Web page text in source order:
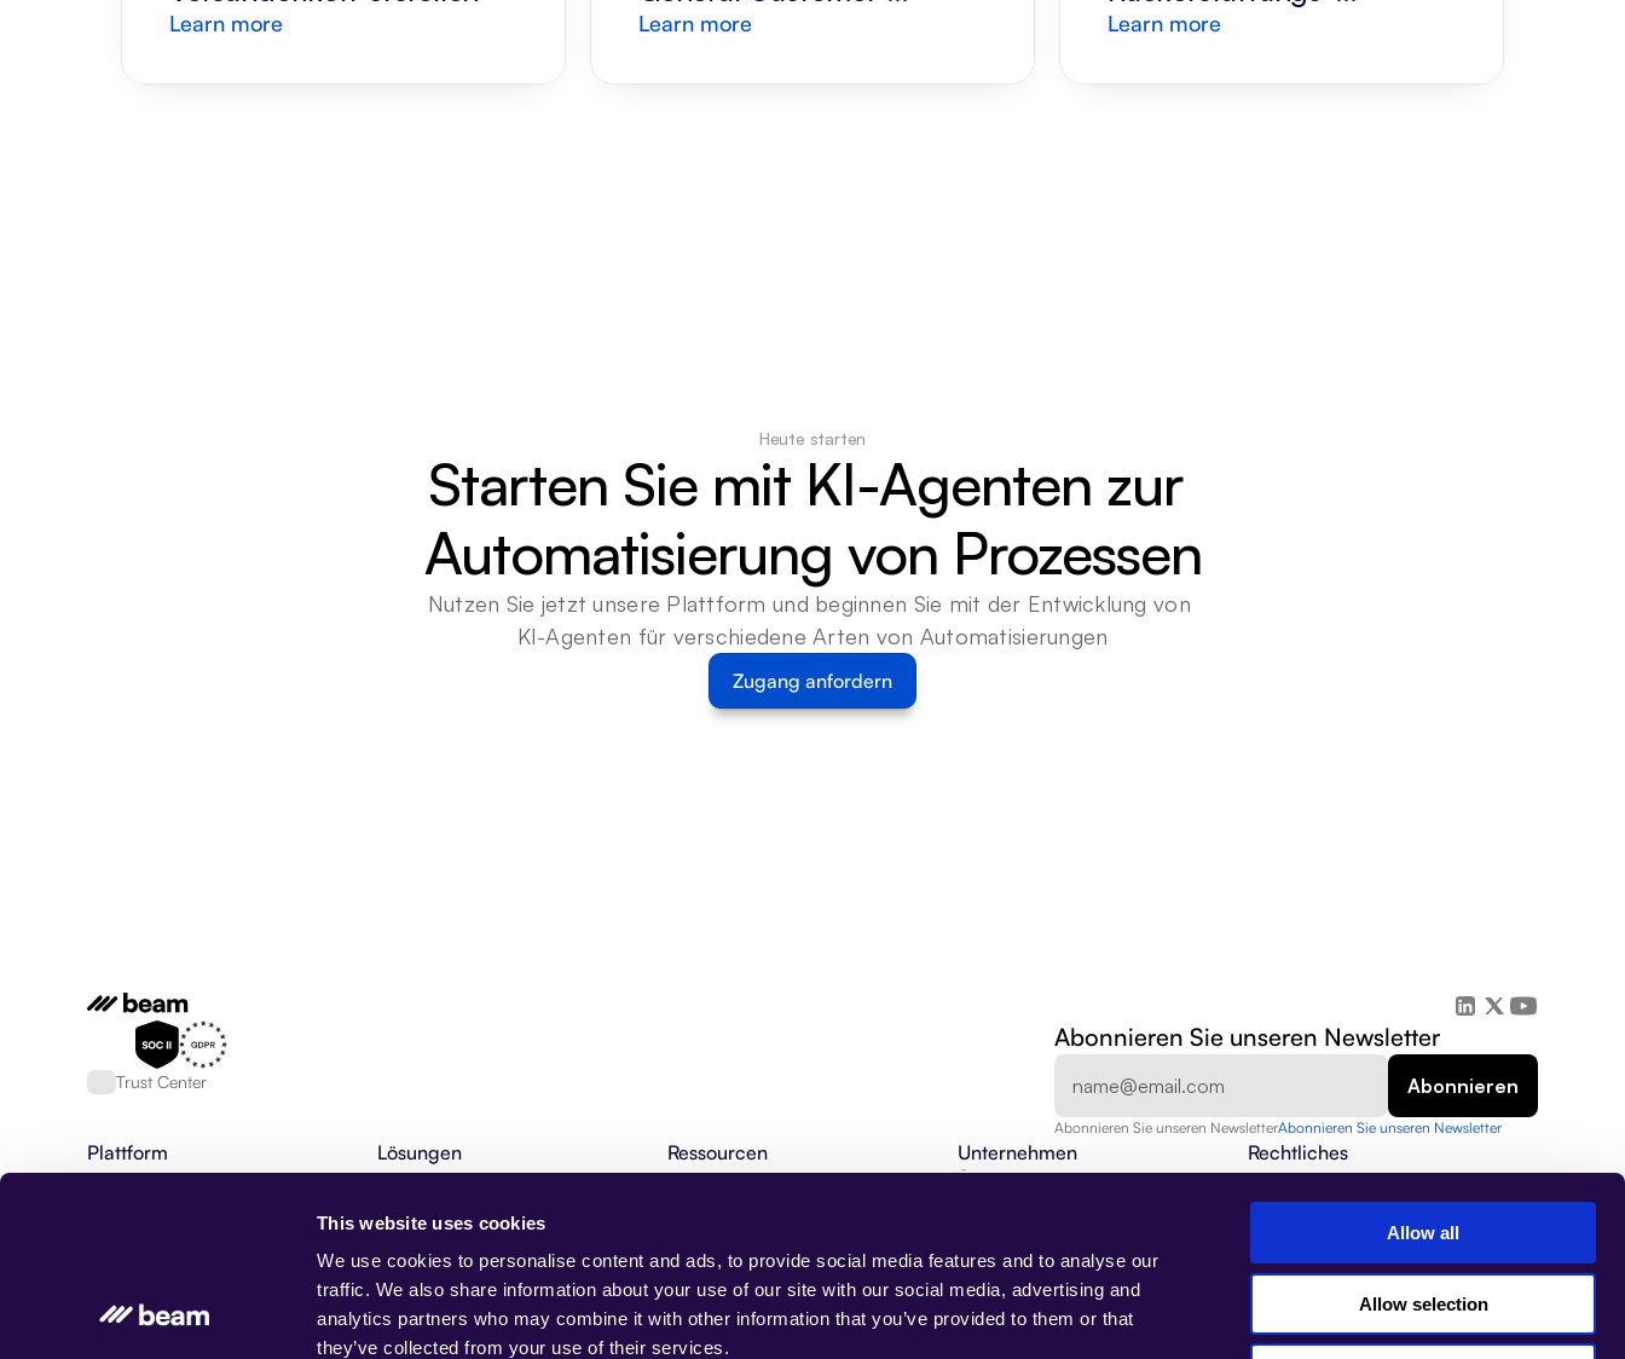
This website uses cookies
We use cookies to personalise content and ads, to provide social media features and to analyse our
traffic. We also share information about your use of our site with our social media, advertising and
analytics partners who may combine it with other information that you’ve provided to them or that
they’ve collected from your use of their services.
Allow all
Allow selection
Learn more
Support
Learn more
Evaluator
Learn more
Heute starten
Starten Sie mit KI-Agenten zur
Automatisierung von Prozessen
Nutzen Sie jetzt unsere Plattform und beginnen Sie mit der Entwicklung von
KI-Agenten für verschiedene Arten von Automatisierungen
Zugang anfordern
Trust Center
Abonnieren Sie unseren Newsletter
Abonnieren Sie unseren NewsletterAbonnieren Sie unseren Newsletter
Plattform
Plattform für KI Agenten
Datenbank, Speicher & Rag
Integrationen
Lösungen
Finanzdienstleistungen
Bankwesen
BPO
Maßgeschneiderte KI-Lösungen
Forderungseinzug
Ressourcen
Agentic Insights
Changelog
Partnerprogramm
Anwendungsfälle
Unternehmen
Über uns
Demo anfragen
Presse
Trust Center
Rechtliches
Datenschutzrichtlinie
Sicherheit
Impressum